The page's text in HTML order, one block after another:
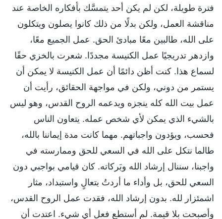
فترة طويلة، لكن لم يكن أحد يتمسَّك بأفكاره الخاصة عند
مناقشة العمل، ولكن بدلًا من ذلك كانوا يصلون ويتكلون
على الله، طالبين معًا مبادئ الحق. عمل الجميع معًا،
وازدهر تدريجيًا عمل الكنيسة مجددًا. شعرت بالخزي حقًا
لسماع هذا. كنت أظن دائمًا أن عمل الكنيسة لا يمكن أن
يستمر من دوني، ولكن في مواجهة الحقائق، رأيت أن
عمل بيت الله كله ينجزه ويدعمه الروح القدس، وهو ليس
بالشيء الذي يمكن لأي شخص عمله. يتعاون الناس
فحسب، ويؤدون واجباتهم. مهما كانت مدة إيماننا بالله،
طالما نتكل على الله في السعي للحق وممارسته في
واجبنا، سننال إرشاد الله وبَركاته. كان قيامي بواجبي دون
السعي للحق، بل وأداء ما أردتُ بتعالٍ واستبداد، مثار
اشمئزار لله. بدون إرشاد الله، فقدت عمل الروح القدس،
وأصبحت بلا قيمة. لم أستطع فعل أي شيء. اعتدت أن